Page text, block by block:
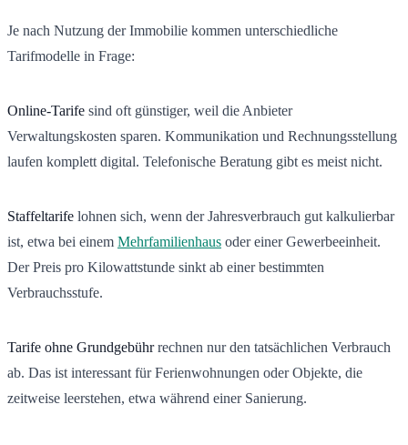
Je nach Nutzung der Immobilie kommen unterschiedliche
Tarifmodelle in Frage:
Online-Tarife sind oft günstiger, weil die Anbieter
Verwaltungskosten sparen. Kommunikation und Rechnungsstellung
laufen komplett digital. Telefonische Beratung gibt es meist nicht.
Staffeltarife lohnen sich, wenn der Jahresverbrauch gut kalkulierbar
ist, etwa bei einem Mehrfamilienhaus oder einer Gewerbeeinheit.
Der Preis pro Kilowattstunde sinkt ab einer bestimmten
Verbrauchsstufe.
Tarife ohne Grundgebührrechnen nur den tatsächlichen Verbrauch
ab. Das ist interessant für Ferienwohnungen oder Objekte, die
zeitweise leerstehen, etwa während einer Sanierung.